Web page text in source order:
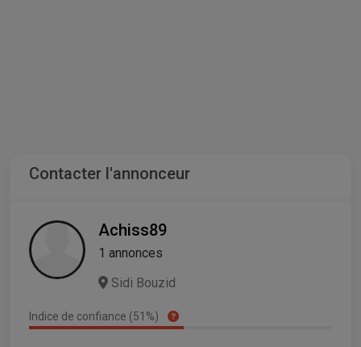
Contacter l'annonceur
Achiss89
1 annonces
Sidi Bouzid
Indice de confiance (51%)